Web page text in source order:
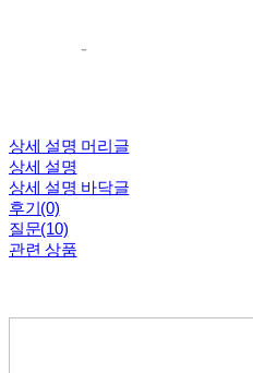
-
상세 설명 머리글
상세 설명
상세 설명 바닥글
후기(0)
질문(10)
관련 상품